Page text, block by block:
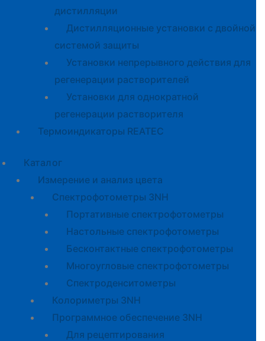
дистилляции
Дистилляционные установки с двойной
системой защиты
Установки непрерывного действия для
регенерации растворителей
Установки для однократной
регенерации растворителя
Термоиндикаторы REATEC
Каталог
Измерение и анализ цвета
Спектрофотометры 3NH
Портативные спектрофотометры
Настольные спектрофотометры
Бесконтактные спектрофотометры
Многоугловые спектрофотометры
Спектроденситометры
Колориметры 3NH
Программное обеспечение 3NH
Для рецептирования